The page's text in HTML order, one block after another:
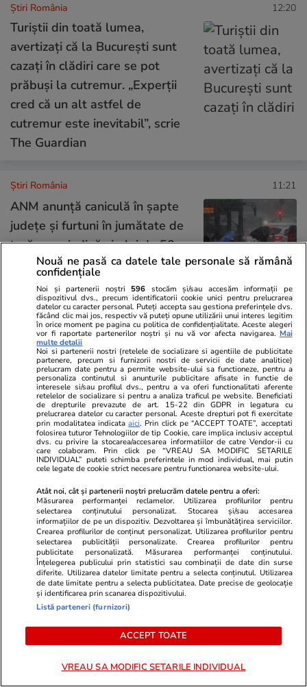
Știri România 12:20
Turiștii din toată lumea,
avertizați că la București sunt
cazați în clădiri care se pot
prăbuși la cutremur. „Experții
cred că un alt astfel de
cutremur este inevitabil”, scrie
The Guardian
Știri România 11:21
ANM anunță caniculă în șapte
județe și furtuni în jumătate de
țară, cu grindină și ploi de 50
l/mp. Harta zonelor vizate de
avertizările meteo cod galben
Știri România 10:00
Harta relocării sutelor de
oameni evacuați, fără acte, din
azilele lui Viorel Pașca. Unde au
ajuns și cât plătește statul
pentru fiecare: „Aveau doar o
banderolă lipită de mână cu
numele scris pe ea”
Știri România 09:34
Nicușor Dan și Ciprian Ciucu,
față în față la Cotroceni, după
ce primarul Capitalei a fost
acuzat de DNA de luare de
mită. Ce discută cu
Nouă ne pasă ca datele tale personale să rămână
confidențiale
Noi și partenerii noștri 596 stocăm și/sau accesăm informații pe
dispozitivul dvs., precum identificatorii cookie unici pentru prelucrarea
datelor cu caracter personal. Puteți accepta sau gestiona preferințele dvs.
făcând clic mai jos, respectiv vă puteți opune utilizării unui interes legitim
în orice moment pe pagina cu politica de confidențialitate. Aceste alegeri
vor fi raportate partenerilor noștri și nu vă vor afecta navigarea. Mai
multe detalii
Noi si partenerii nostri (retelele de socializare si agentiile de publicitate
partenere, precum si furnizorii nostri de servicii de date analitice)
prelucram date pentru a permite website-ului sa functioneze, pentru a
personaliza continutul si anunturile publicitare afisate in functie de
interesele si/sau profilul dvs., pentru a va oferi functionalitati aferente
retelelor de socializare si pentru a analiza traficul pe website. Beneficiati
de drepturile prevazute de art. 15-22 din GDPR in legatura cu
prelucrarea datelor cu caracter personal. Aceste drepturi pot fi exercitate
prin modalitatea indicataaici. Prin click pe “ACCEPT TOATE”, acceptati
folosirea tuturor Tehnologiilor de tip Cookie, care implica inclusiv acceptul
dvs. cu privire la stocarea/accesarea informatiilor de catre Vendor-ii cu
care colaboram. Prin click pe “VREAU SA MODIFIC SETARILE
INDIVIDUAL” puteti schimba preferintele in mod individual, mai putin
cele legate de cookie strict necesare pentru functionarea website-ului.
Atât noi, cât și partenerii noștri prelucrăm datele pentru a oferi:
Măsurarea performanței reclamelor. Utilizarea profilurilor pentru
selectarea conținutului personalizat. Stocarea și/sau accesarea
informațiilor de pe un dispozitiv. Dezvoltarea și îmbunătățirea serviciilor.
Crearea profilurilor de conținut personalizat. Utilizarea profilurilor pentru
selectarea publicității personalizate. Crearea profilurilor pentru
publicitate personalizată. Măsurarea performanței conținutului.
Înțelegerea publicului prin statistici sau combinații de date din surse
diferite. Utilizarea datelor limitate pentru a selecta conținutul. Utilizarea
de date limitate pentru a selecta publicitatea. Date precise de geolocație
și identificarea prin scanarea dispozitivului.
Listă parteneri (furnizori)
ACCEPT TOATE
VREAU SA MODIFIC SETARILE INDIVIDUAL